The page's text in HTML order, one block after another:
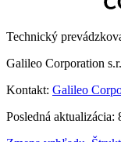
Technický
Galileo Corporation
Kontakt: Galileo
Posledná aktualizácia: